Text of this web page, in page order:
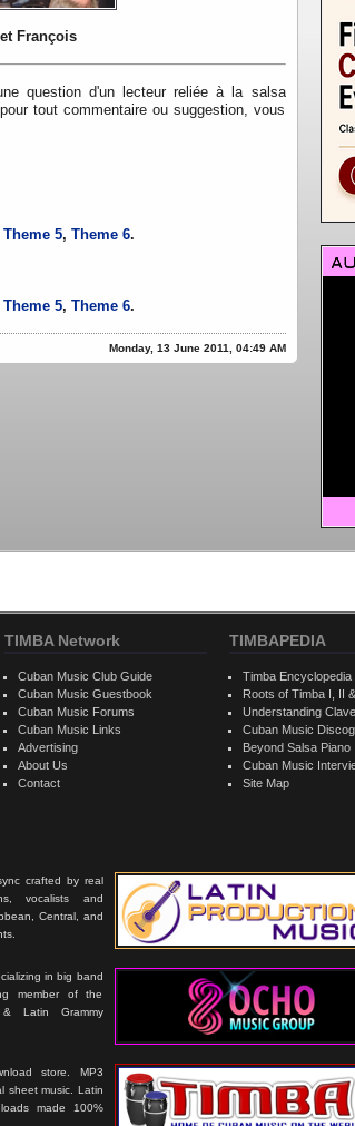
François
question d'un lecteur reliée à la salsa
tout commentaire ou suggestion, vous
Theme 5, Theme 6.
Theme 5, Theme 6.
Monday, 13 June 2011, 04:49 AM
crafted by real
vocalists and
Central, and
in big band
member of the
& Latin Grammy
store. MP3
sheet music. Latin
made 100%
TIMBA Network
Cuban Music Club Guide
Cuban Music Guestbook
Cuban Music Forums
Cuban Music Links
Advertising
About Us
Contact
TIMBAPEDIA
Timba Encyclopedia
Roots of Timba I, II
Understanding
Cuban Music
Beyond Salsa Piano
Cuban Music
Site Map